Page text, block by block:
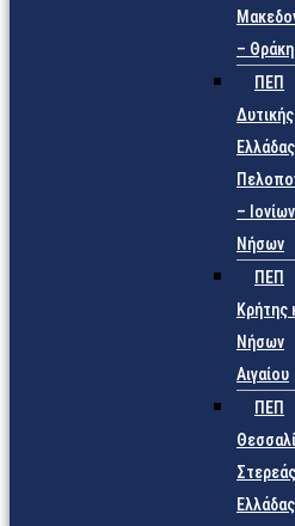
–
ΠΕΠ
Δυτικής
– Ιονίων
Νήσων
ΠΕΠ
Κρήτης
Νήσων
Αιγαίου
ΠΕΠ
Στερεάς